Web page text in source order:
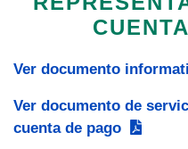
Ver documento
Ver documento de
cuenta de pago